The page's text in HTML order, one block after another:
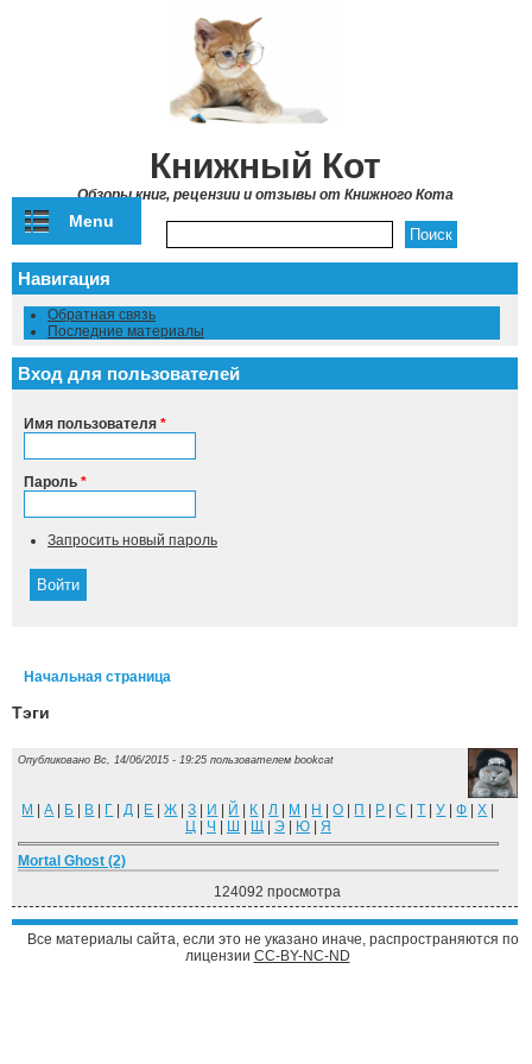
Книжный Кот
Обзоры книг, рецензии и отзывы от Книжного Кота
Menu
Навигация
Обратная связь
Последние материалы
Вход для пользователей
Имя пользователя *
Пароль *
Запросить новый пароль
Начальная страница
Тэги
Опубликовано Вс, 14/06/2015 - 19:25 пользователем bookcat
M |А Б В Г |Д Е |Ж |З И Й К |Л М Н |О П Р |С |Т |У |Ф |Х
Ц| Ч Ш Щ| Э| Ю| Я
Mortal Ghost (2)
124092 просмотра
Все материалы сайта, если это не указано иначе, распространяются по
лицензии CC-BY-NC-ND